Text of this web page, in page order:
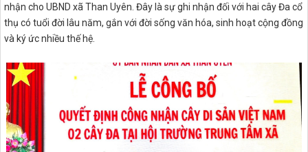
nhận cho UBND xã Than Uyên. Đây là sự ghi nhận đối với hai cây Đa cổ
thụ có tuổi đời lâu năm, gắn với đời sống văn hóa, sinh hoạt cộng đồng
và ký ức nhiều thế hệ.